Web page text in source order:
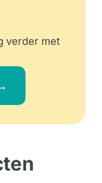
verder met